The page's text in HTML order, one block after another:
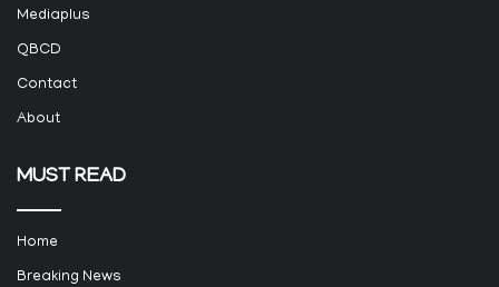
Mediaplus
QBCD
Contact
About
MUST READ
Home
Breaking News